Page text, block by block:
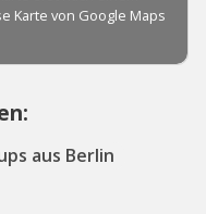
aus Berlin